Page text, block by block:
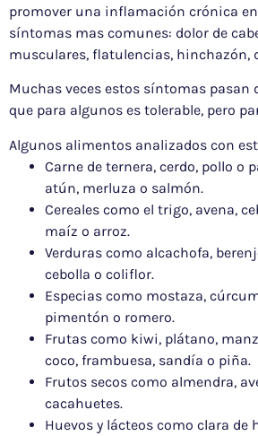
promover una inflamación crónica
síntomas mas comunes: dolor de
musculares, flatulencias, hinchazón,
Muchas veces estos síntomas pasan
que para algunos es tolerable, pero
Algunos alimentos analizados con
Carne de ternera, cerdo, pollo o
atún, merluza o salmón.
Cereales como el trigo, avena,
maíz o arroz.
Verduras como alcachofa,
cebolla o coliflor.
Especias como mostaza,
pimentón o romero.
Frutas como kiwi, plátano,
coco, frambuesa, sandía o piña.
Frutos secos como almendra,
cacahuetes.
Huevos y lácteos como clara de